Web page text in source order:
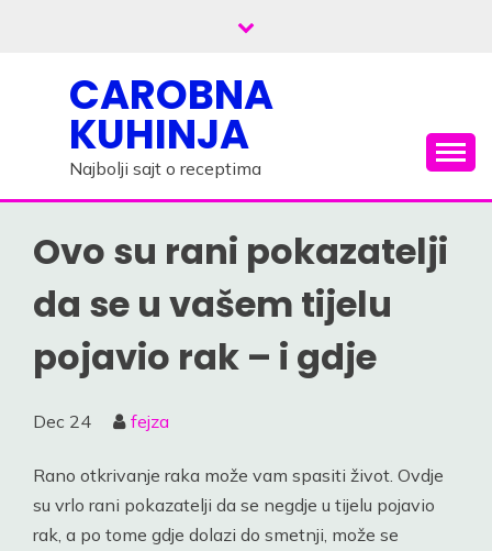
CAROBNA
KUHINJA
Najbolji sajt o receptima
Ovo su rani pokazatelji
da se u vašem tijelu
pojavio rak – i gdje
Dec 24 fejza
Rano otkrivanje raka može vam spasiti život. Ovdje
su vrlo rani pokazatelji da se negdje u tijelu pojavio
rak, a po tome gdje dolazi do smetnji, može se